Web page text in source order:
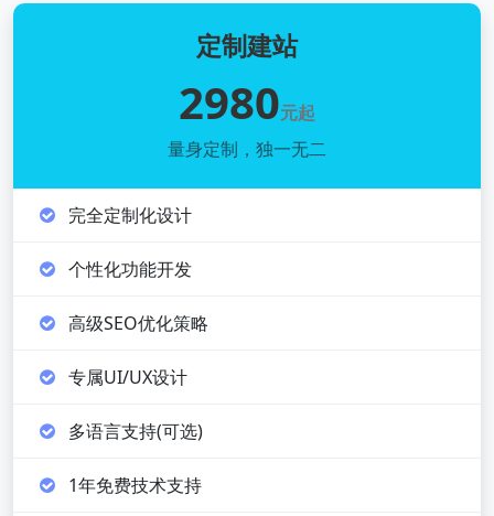
定制建站
2980元起
量身定制，独一无二
完全定制化设计
个性化功能开发
高级SEO优化策略
专属UI/UX设计
多语言支持(可选)
1年免费技术支持